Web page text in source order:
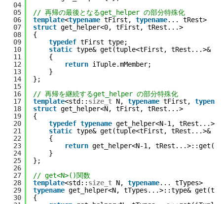
04
05
06
07
08
09
10
11
12
13
14
15
16
17
18
19
20
21
22
23
24
25
26
27
28
29
30
// 再帰の最後となるget_helper の部分特殊化
template<typename tFirst, typename... tRest>
struct get_helper<0, tFirst, tRest...>
{
typedef tFirst type;
static type& get(tuple<tFirst, tRest...>&
{
return iTuple.mMember;
}
};
// 再帰を継続するget_helper の部分特殊化
template<std:: size_t N, typename tFirst,
struct get_helper<N, tFirst, tRest...>
{
typedef typename get_helper<N-1,
static type& get(tuple<tFirst, tRest...>&
{
return get_helper<N-1,
}
};
// get<N>()関数
template<std:: size_t N, typename... tTypes>
typename get_helper<N, tTypes...>::type&
{